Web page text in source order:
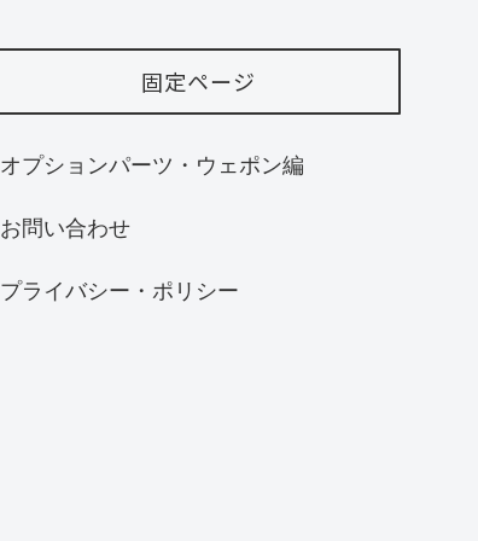
固定ページ
オプションパーツ・ウェポン編
お問い合わせ
プライバシー・ポリシー